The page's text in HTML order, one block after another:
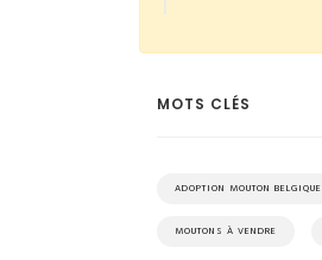
MOTS CLÉS
ADOPTION MOUTON BELGIQUE
MOUTONS À VENDRE